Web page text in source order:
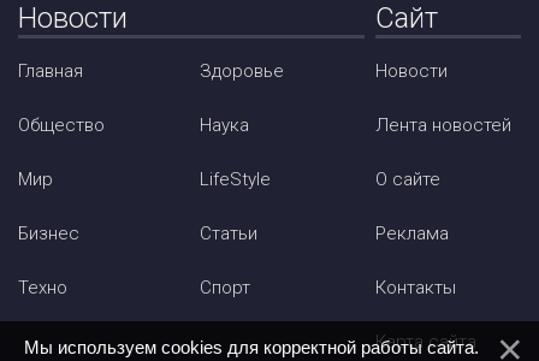
Новости
Главная
Общество
Мир
Бизнес
Техно
Здоровье
Наука
LifeStyle
Статьи
Спорт
Сайт
Новости
Лента новостей
О сайте
Реклама
Контакты
Карта сайта
Мы используем cookies для корректной работы сайта.